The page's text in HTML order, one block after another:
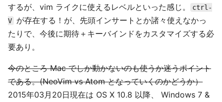
するが、vim ライクに使えるレベルといった感じ。
ctrl-
V
が存在する！が、先頭インサートとか諸々使えなかっ
たりで、今後に期待＋キーバインドをカスタマイズする必
要あり。
今のところ Mac でしか動かないのも使うか迷うポイント
である。(NeoVim vs Atom となっていくのかどうか）
2015年03月20日現在は OS X 10.8 以降、 Windows 7 &